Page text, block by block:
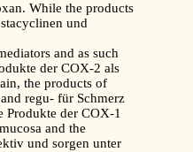
While the products
und
and as such
der COX-2 als
the products of
regu- für Schmerz
Produkte der COX-1
and the
und sorgen unter